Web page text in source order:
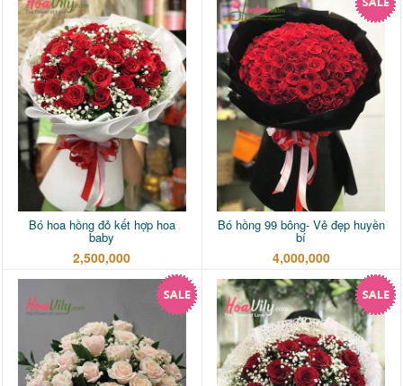
Bó hoa hồng đỏ kết hợp hoa
baby
2,500,000
Bó hồng 99 bông- Vẻ đẹp huyền
bí
4,000,000